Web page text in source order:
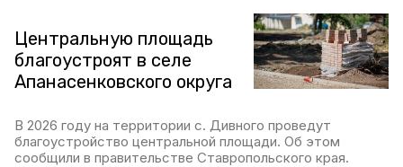
Центральную площадь
благоустроят в селе
Апанасенковского округа
В 2026 году на территории с. Дивного проведут
благоустройство центральной площади. Об этом
сообщили в правительстве Ставропольского края.